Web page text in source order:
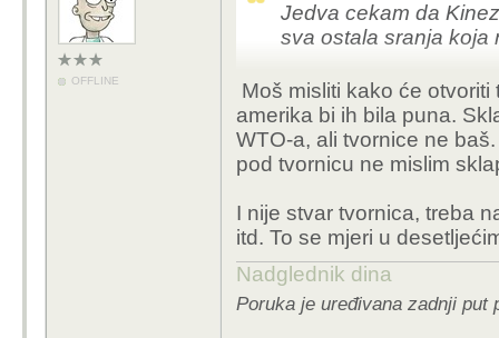
OFFLINE
Jedva cekam da
sva ostala sranja koja
Moš misliti kako će
amerika bi ih bila puna.
WTO-a, ali tvornice ne
pod tvornicu ne mislim
I nije stvar tvornica, treba
itd. To se mjeri u
Nadglednik dina
Poruka je uređivana zadnji put